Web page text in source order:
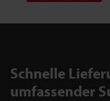
Schnelle
umfassender